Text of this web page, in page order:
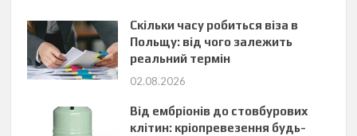
Скільки часу робиться віза в
Польщу: від чого залежить
реальний термін
02.08.2026
Від ембріонів до стовбурових
клітин: кріопревезення будь-